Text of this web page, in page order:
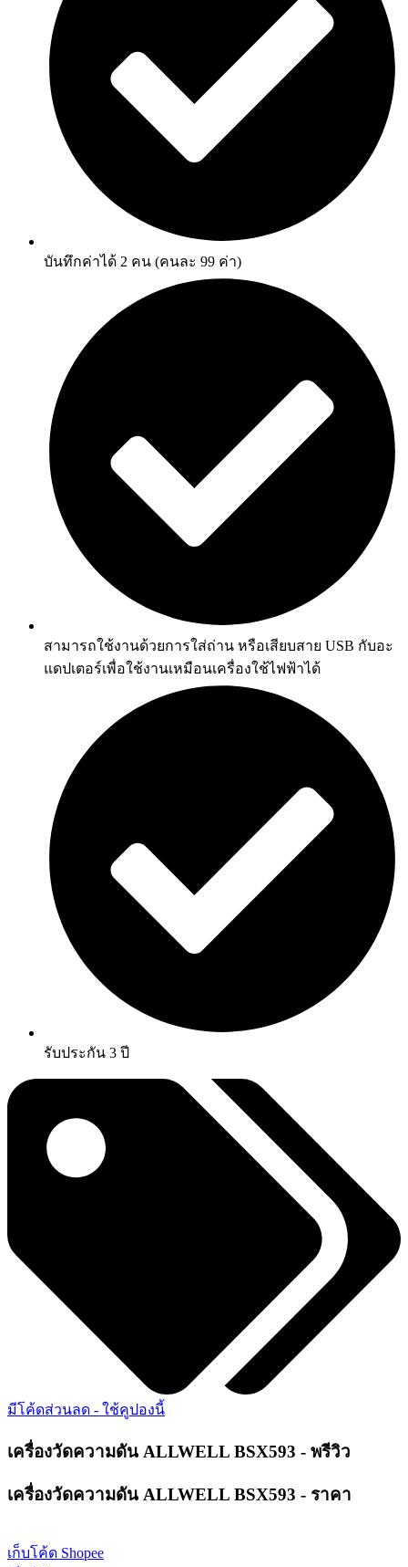
บันทึกค่าได้ 2 คน (คนละ 99 ค่า)
สามารถใช้งานด้วยการใส่ถ่าน หรือเสียบสาย USB กับอะ
แดปเตอร์เพื่อใช้งานเหมือนเครื่องใช้ไฟฟ้าได้
รับประกัน 3 ปี
มีโค้ดส่วนลด - ใช้คูปองนี้
เครื่องวัดความดัน ALLWELL BSX593 - พรีวิว
เครื่องวัดความดัน ALLWELL BSX593 - ราคา
เก็บโค้ด Shopee